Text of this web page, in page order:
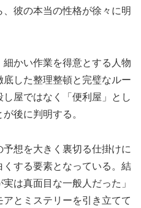
彼の本当の性格が徐々に明
かい作業を得意とする人物
した整理整頓と完璧なルー
屋ではなく「便利屋」とし
後に判明する。
想を大きく裏切る仕掛けに
する要素となっている。結
は真面目な一般人だった」
とミステリーを引き立てて